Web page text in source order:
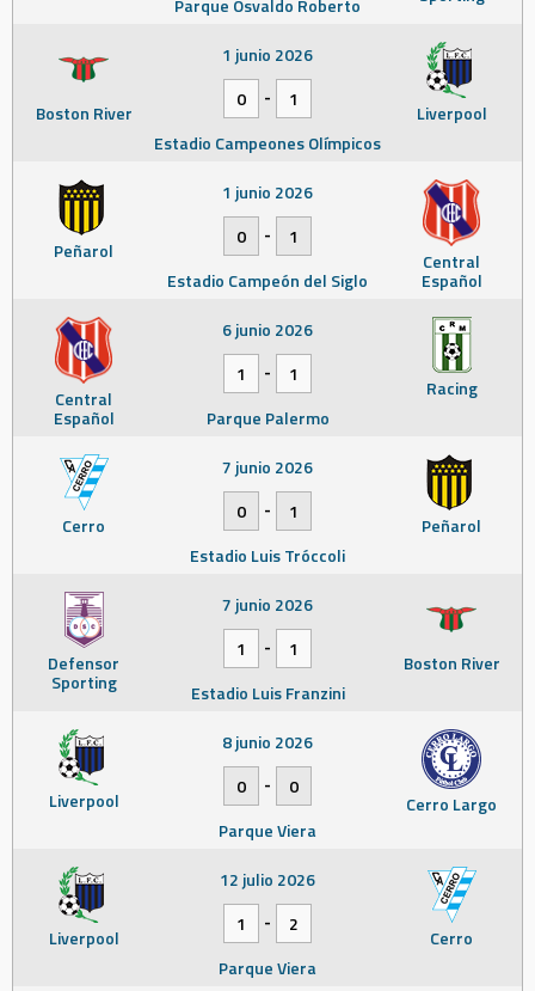
Parque Osvaldo Roberto
Boston River Liverpool
1 junio 2026
0
-
1
Estadio Campeones Olímpicos
Peñarol Central
Español
1 junio 2026
0
-
1
Estadio Campeón del Siglo
Central
Español
Racing
6 junio 2026
1
-
1
Parque Palermo
Cerro Peñarol
7 junio 2026
0
-
1
Estadio Luis Tróccoli
Defensor
Sporting
Boston River
7 junio 2026
1
-
1
Estadio Luis Franzini
Liverpool Cerro Largo
8 junio 2026
0
-
0
Parque Viera
Liverpool Cerro
12 julio 2026
1
-
2
Parque Viera